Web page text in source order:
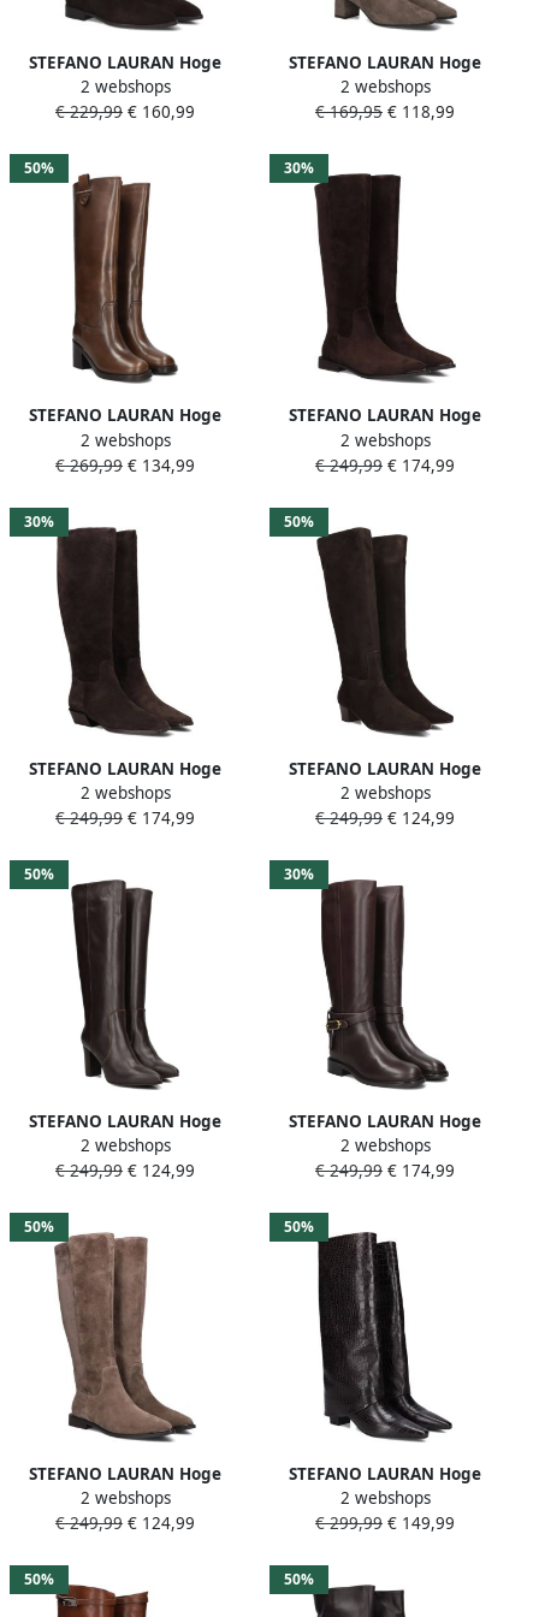
STEFANO LAURAN Hoge
Laarzen Dames 011-204
Maat: 41 Materiaal: Suède
2 webshops
€ 229,99 € 160,99
STEFANO LAURAN Hoge
Laarzen Dames 25547 Maat:
37 Materiaal: Suède Kleur:
2 webshops
€ 169,95 € 118,99
50%
STEFANO LAURAN Hoge
Laarzen Dames Gr2107
Maat: 41 Materiaal: Leer
2 webshops
€ 269,99 € 134,99
30%
STEFANO LAURAN Hoge
Laarzen Dames Pe2059
Maat: 42 Materiaal: Suède
2 webshops
€ 249,99 € 174,99
30%
STEFANO LAURAN Hoge
Laarzen Dames St2071
Maat: 37 Materiaal: Suède
2 webshops
€ 249,99 € 174,99
50%
STEFANO LAURAN Hoge
Laarzen Dames 010-290
Maat: 43 Materiaal: Suède
2 webshops
€ 249,99 € 124,99
50%
STEFANO LAURAN Hoge
Laarzen Dames 011-52
Maat: 38 Materiaal: Leer
2 webshops
€ 249,99 € 124,99
30%
STEFANO LAURAN Hoge
Laarzen Dames Pe2076
Maat: 40 Materiaal: Leer
2 webshops
€ 249,99 € 174,99
50%
STEFANO LAURAN Hoge
Laarzen Dames Pe2059
Maat: 40 Materiaal: Suède
2 webshops
€ 249,99 € 124,99
50%
STEFANO LAURAN Hoge
Laarzen Dames Brenda12
Maat: 37 Materiaal: Leer
2 webshops
€ 299,99 € 149,99
50% 50%